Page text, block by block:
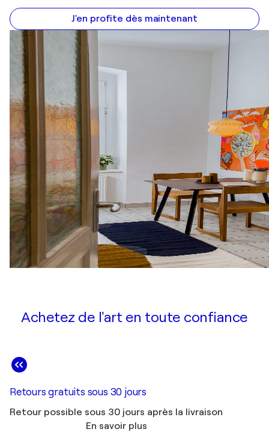
J'en profite dès maintenant
Achetez de l'art en toute confiance
Retours gratuits sous 30 jours
Retour possible sous 30 jours après la livraison
En savoir plus